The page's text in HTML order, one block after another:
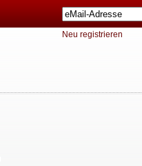
Neu registrieren